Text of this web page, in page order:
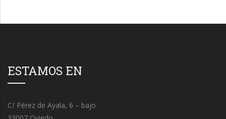
ESTAMOS EN
C/ Pérez de Ayala, 6 – bajo